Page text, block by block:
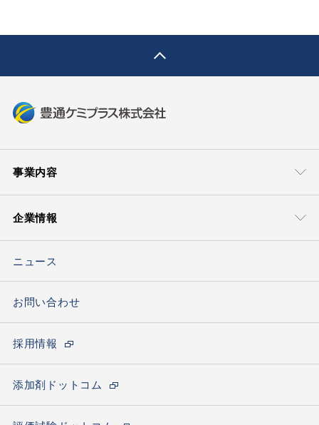
事業内容
ライフマテリアル
ケミカルソリューション本部
エレクトロニクス
技術ソリューション
企業情報
会社概要
カーボンニュートラルへの取り組み
拠点一覧(アクセス)
ニュース
お問い合わせ
採用情報
添加剤ドットコム